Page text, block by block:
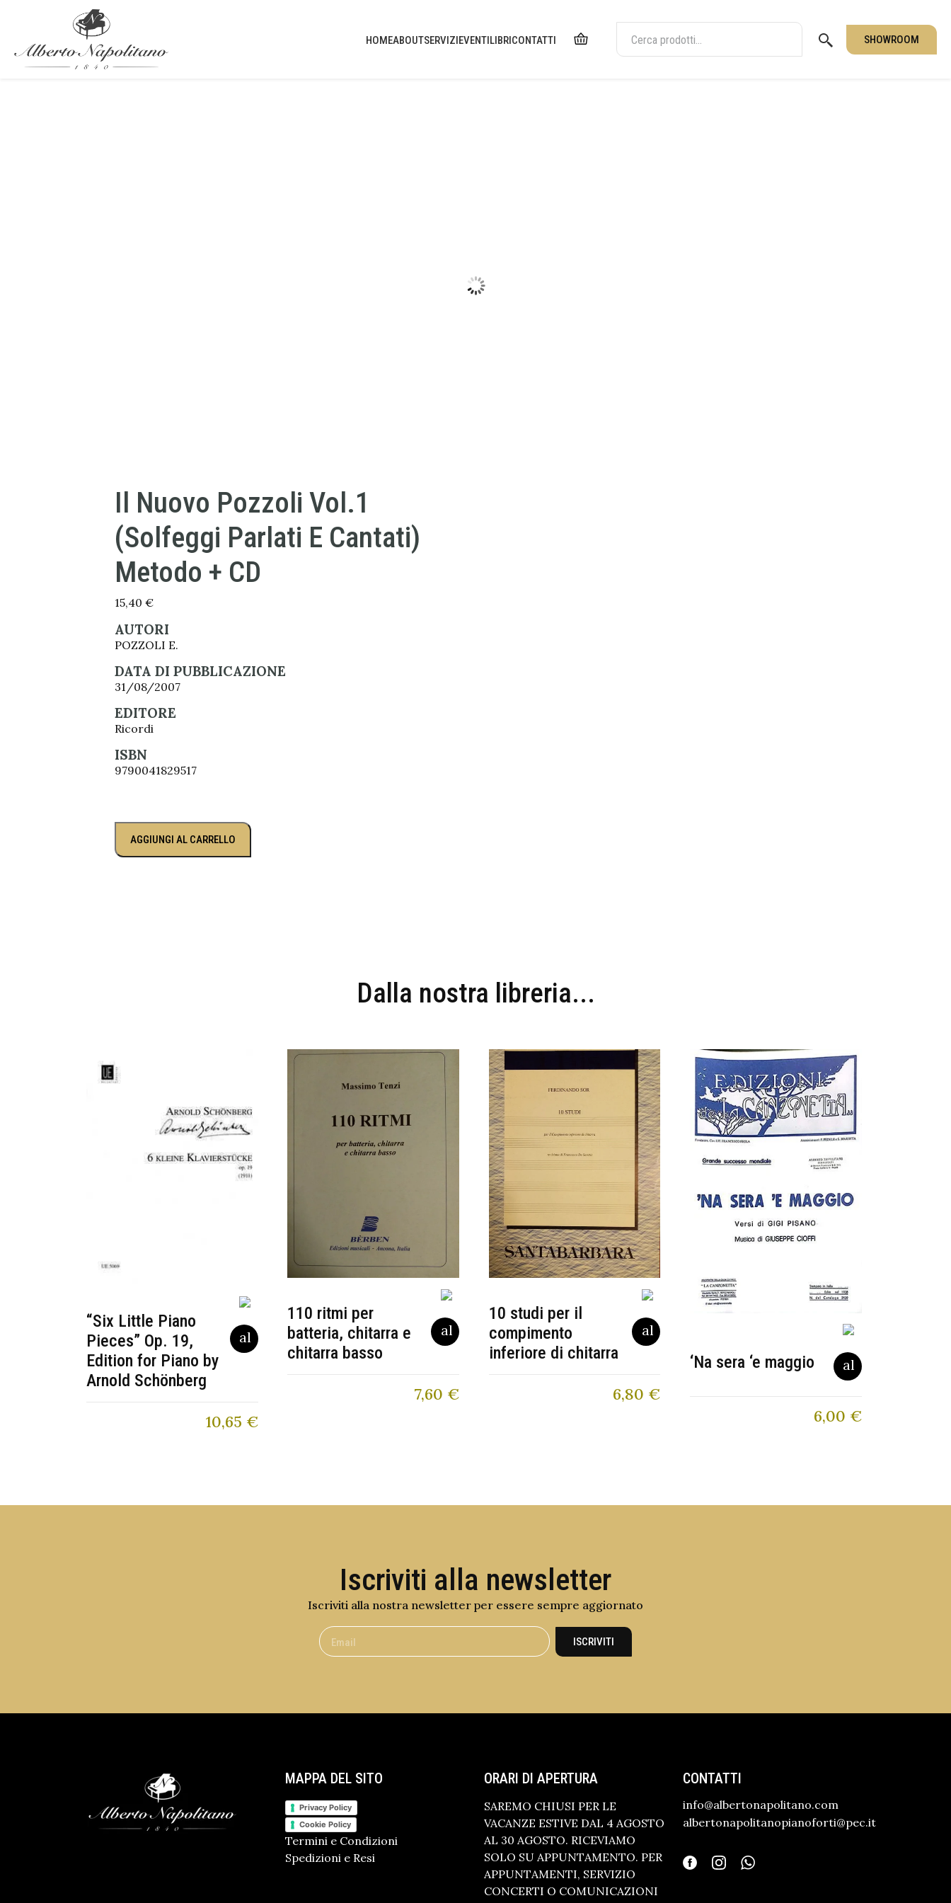
HOMEABOUTSERVIZIEVENTILIBRICONTATTI SHOWROOM
Il Nuovo Pozzoli Vol.1
(Solfeggi Parlati E Cantati)
Metodo + CD
15,40 €
AUTORI
POZZOLI E.
DATA DI PUBBLICAZIONE
31/08/2007
EDITORE
Ricordi
ISBN
9790041829517
AGGIUNGI AL CARRELLO
Dalla nostra libreria...
“Six Little Piano
Pieces” Op. 19,
Edition for Piano by
Arnold Schönberg
10,65 €
110 ritmi per
batteria, chitarra e
chitarra basso
7,60 €
10 studi per il
compimento
inferiore di chitarra
6,80 €
‘Na sera ‘e maggio
6,00 €
Iscriviti alla newsletter
Iscriviti alla nostra newsletter per essere sempre aggiornato
ISCRIVITI
MAPPA DEL SITO
Privacy Policy
Cookie Policy
Termini e Condizioni
Spedizioni e Resi
ORARI DI APERTURA
SAREMO CHIUSI PER LE
VACANZE ESTIVE DAL 4 AGOSTO
AL 30 AGOSTO. RICEVIAMO
SOLO SU APPUNTAMENTO. PER
APPUNTAMENTI, SERVIZIO
CONCERTI O COMUNICAZIONI
CONTATTI
info@albertonapolitano.com
albertonapolitanopianoforti@pec.it